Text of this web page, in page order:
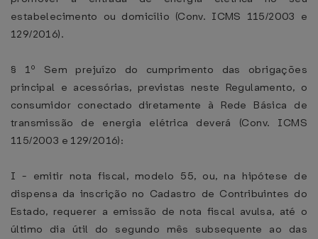
estabelecimento ou domicílio (Conv. ICMS 115/2003 e
129/2016).
§ 1º Sem prejuízo do cumprimento das obrigações
principal e acessórias, previstas neste Regulamento, o
consumidor conectado diretamente à Rede Básica de
transmissão de energia elétrica deverá (Conv. ICMS
115/2003 e 129/2016):
I - emitir nota fiscal, modelo 55, ou, na hipótese de
dispensa da inscrição no Cadastro de Contribuintes do
Estado, requerer a emissão de nota fiscal avulsa, até o
último dia útil do segundo mês subsequente ao das